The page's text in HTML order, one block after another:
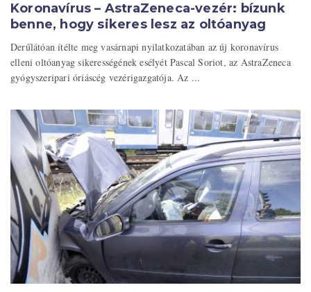
Koronavírus – AstraZeneca-vezér: bízunk
benne, hogy sikeres lesz az oltóanyag
Derűlátóan ítélte meg vasárnapi nyilatkozatában az új koronavírus
elleni oltóanyag sikerességének esélyét Pascal Soriot, az AstraZeneca
gyógyszeripari óriáscég vezérigazgatója. Az ...